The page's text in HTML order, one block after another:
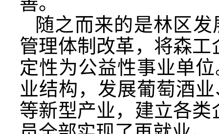
随之而来的是林区
管理体制改革，将森
定性为公益性事业单
业结构，发展葡萄酒
等新型产业，建立各